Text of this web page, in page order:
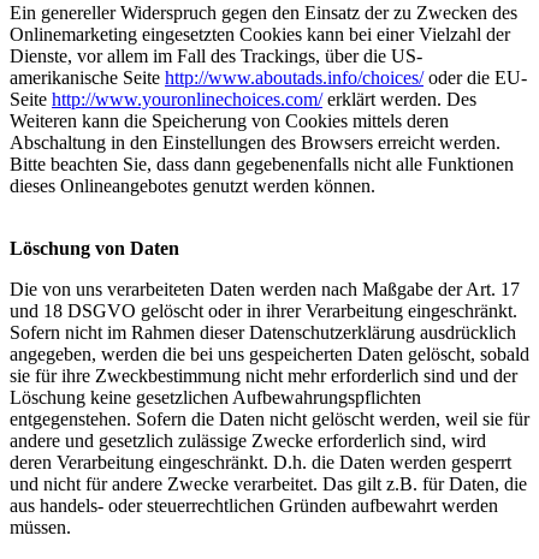
Ein genereller Widerspruch gegen den Einsatz der zu Zwecken des
Onlinemarketing eingesetzten Cookies kann bei einer Vielzahl der
Dienste, vor allem im Fall des Trackings, über die US-
amerikanische Seite http://www.aboutads.info/choices/oder die EU-
Seite http://www.youronlinechoices.com/erklärt werden. Des
Weiteren kann die Speicherung von Cookies mittels deren
Abschaltung in den Einstellungen des Browsers erreicht werden.
Bitte beachten Sie, dass dann gegebenenfalls nicht alle Funktionen
dieses Onlineangebotes genutzt werden können.
Löschung von Daten
Die von uns verarbeiteten Daten werden nach Maßgabe der Art. 17
und 18 DSGVO gelöscht oder in ihrer Verarbeitung eingeschränkt.
Sofern nicht im Rahmen dieser Datenschutzerklärung ausdrücklich
angegeben, werden die bei uns gespeicherten Daten gelöscht, sobald
sie für ihre Zweckbestimmung nicht mehr erforderlich sind und der
Löschung keine gesetzlichen Aufbewahrungspflichten
entgegenstehen. Sofern die Daten nicht gelöscht werden, weil sie für
andere und gesetzlich zulässige Zwecke erforderlich sind, wird
deren Verarbeitung eingeschränkt. D.h. die Daten werden gesperrt
und nicht für andere Zwecke verarbeitet. Das gilt z.B. für Daten, die
aus handels- oder steuerrechtlichen Gründen aufbewahrt werden
müssen.